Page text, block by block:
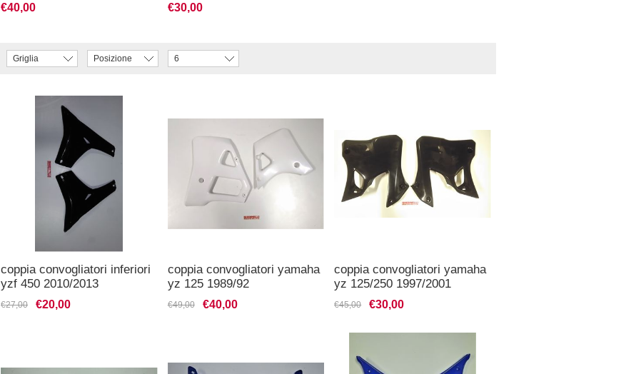
€40,00 €30,00
Griglia Posizione 6
coppia convogliatori inferiori
yzf 450 2010/2013
€27,00 €20,00
coppia convogliatori yamaha
yz 125 1989/92
€49,00 €40,00
coppia convogliatori yamaha
yz 125/250 1997/2001
€45,00 €30,00